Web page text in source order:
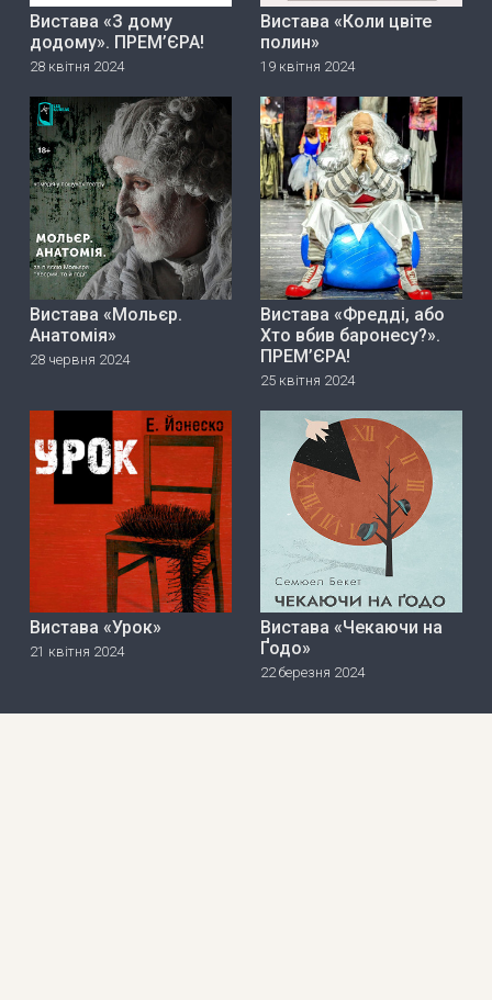
Вистава «З дому
додому». ПРЕМ’ЄРА!
28 квітня 2024
Вистава «Коли цвіте
полин»
19 квітня 2024
Вистава «Мольєр.
Анатомія»
28 червня 2024
Вистава «Фредді, або
Хто вбив баронесу?».
ПРЕМ’ЄРА!
25 квітня 2024
Вистава «Урок»
21 квітня 2024
Вистава «Чекаючи на
Ґодо»
22 березня 2024